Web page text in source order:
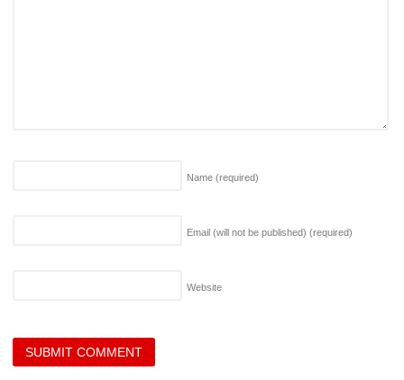
Name (required)
Email (will not be published) (required)
Website